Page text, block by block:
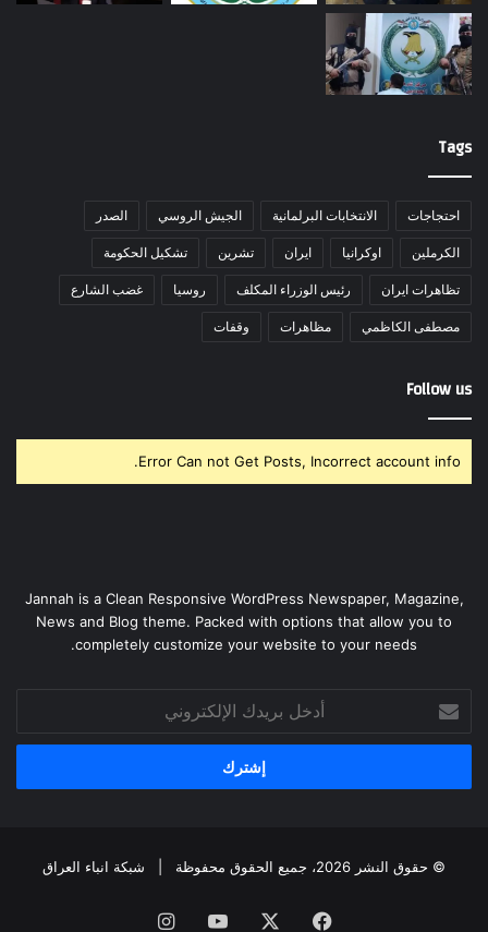
Tags
احتجاجات الانتخابات البرلمانية الجيش الروسي الصدر
الكرملين اوكرانيا ايران تشرين تشكيل الحكومة
تظاهرات ايران رئيس الوزراء المكلف روسيا غضب الشارع
مصطفى الكاظمي مظاهرات وقفات
Follow us
Error Can not Get Posts, Incorrect account info.
Jannah is a Clean Responsive WordPress Newspaper, Magazine,
News and Blog theme. Packed with options that allow you to
completely customize your website to your needs.
بريدك
الإلكتروني
© حقوق النشر 2026، جميع الحقوق محفوظة | شبكة انباء العراق
فيسبوك ‫YouTubeانستقرام